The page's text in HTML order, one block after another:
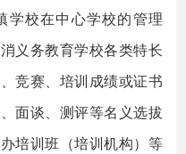
学校在中心学校的管理
义务教育学校各类特长
竞赛、培训成绩或证书
面谈、测评等名义选拔
培训班（培训机构）等